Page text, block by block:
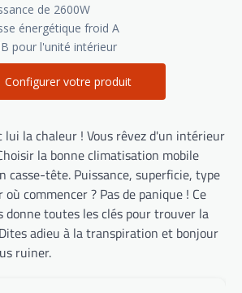
de 2600W
énergétique froid A
pour l'unité intérieur
Configurer votre produit
lui la chaleur ! Vous rêvez d'un intérieur
la bonne climatisation mobile
casse-tête. Puissance, superficie, type
commencer ? Pas de panique ! Ce
donne toutes les clés pour trouver la
adieu à la transpiration et bonjour
ruiner.